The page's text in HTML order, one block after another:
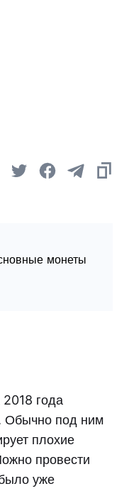
монеты
года
Обычно под ним
плохие
провести
уже